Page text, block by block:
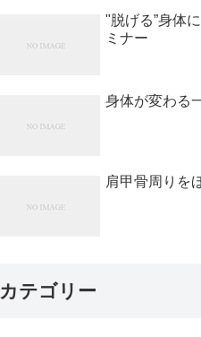
"脱げる”身体
ミナー
身体が変わる
肩甲骨周りを
カテゴリー